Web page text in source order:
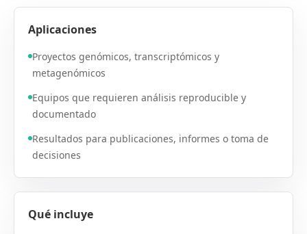
Aplicaciones
Proyectos genómicos, transcriptómicos y
metagenómicos
Equipos que requieren análisis reproducible y
documentado
Resultados para publicaciones, informes o toma de
decisiones
Qué incluye